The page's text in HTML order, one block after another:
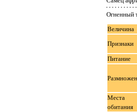
Огненный
Величина
Признаки
Питание
Места
обитания